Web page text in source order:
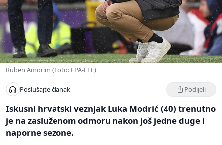
Ruben Amorim (Foto: EPA-EFE)
Poslušajte članak Podijeli
Iskusni hrvatski veznjak Luka Modrić (40) trenutno
je na zasluženom odmoru nakon još jedne duge i
naporne sezone.